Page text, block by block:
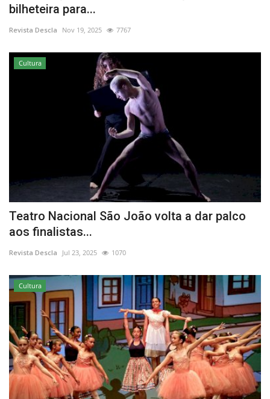
bilheteira para...
Revista Descla Nov 19, 2025 7767
Cultura
Teatro Nacional São João volta a dar palco
aos finalistas...
Revista Descla Jul 23, 2025 1070
Cultura